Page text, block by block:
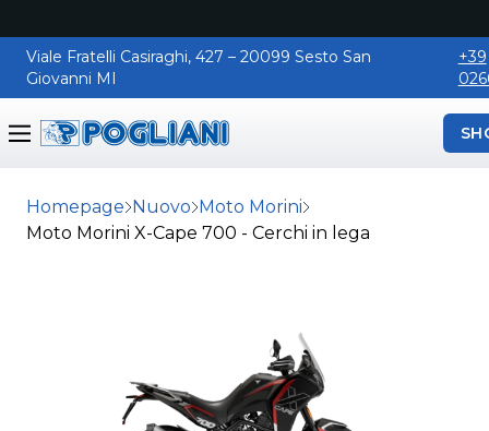
Viale Fratelli Casiraghi, 427 – 20099 Sesto San
Giovanni MI
+39
Homepage Nuovo Moto Morini
Moto Morini X-Cape 700 - Cerchi in lega